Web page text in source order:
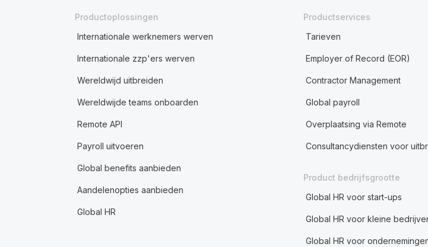
Productoplossingen
Internationale werknemers werven
Internationale zzp'ers werven
Wereldwijd uitbreiden
Wereldwijde teams onboarden
Remote API
Payroll uitvoeren
Global benefits aanbieden
Aandelenopties aanbieden
Global HR
Productservices
Tarieven
Employer of Record (EOR)
Contractor Management
Global payroll
Overplaatsing via Remote
Consultancydiensten voor
Product bedrijfsgrootte
Global HR voor start-ups
Global HR voor kleine
Global HR voor